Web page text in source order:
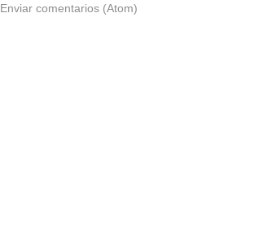
Enviar comentarios (Atom)